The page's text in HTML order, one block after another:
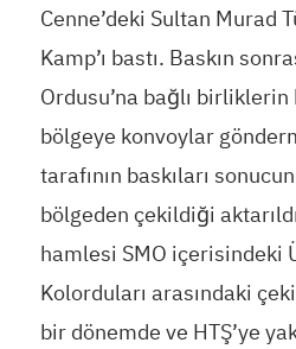
Cenne’deki Sultan Murad
Kamp’ı bastı. Baskın
Ordusu’na bağlı
bölgeye konvoylar
tarafının baskıları
bölgeden çekildiği
hamlesi SMO içerisindeki
Kolorduları arasındaki
bir dönemde ve HTŞ’ye